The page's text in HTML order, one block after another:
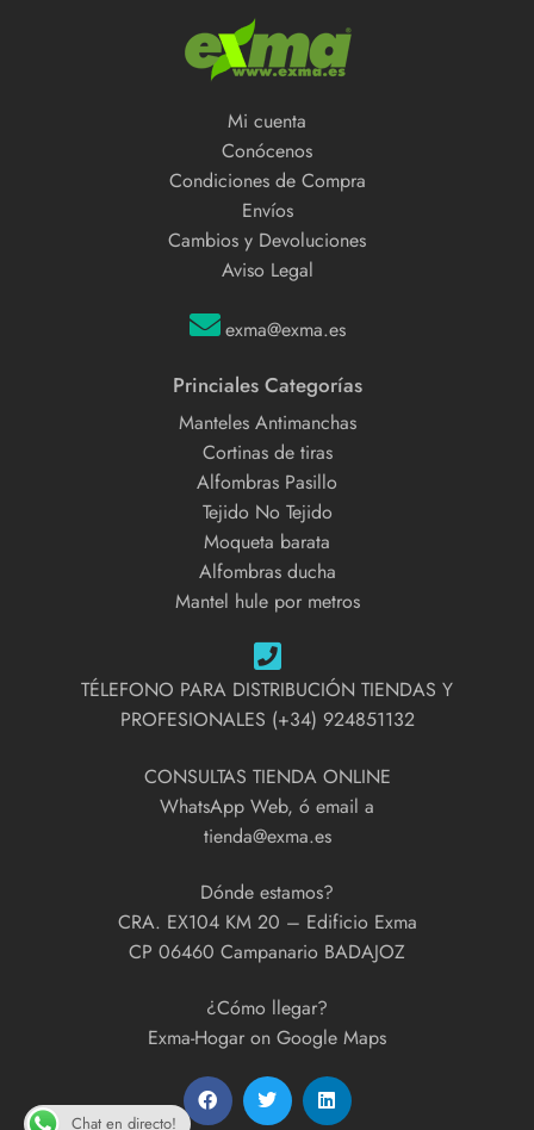
Mi cuenta
Conócenos
Condiciones de Compra
Envíos
Cambios y Devoluciones
Aviso Legal
exma@exma.es
Princiales Categorías
Manteles Antimanchas
Cortinas de tiras
Alfombras Pasillo
Tejido No Tejido
Moqueta barata
Alfombras ducha
Mantel hule por metros
TÉLEFONO PARA DISTRIBUCIÓN TIENDAS Y
PROFESIONALES (+34) 924851132
CONSULTAS TIENDA ONLINE
WhatsApp Web, ó email a
tienda@exma.es
Dónde estamos?
CRA. EX104 KM 20 – Edificio Exma
CP 06460 Campanario BADAJOZ
¿Cómo llegar?
Exma-Hogar on Google Maps
Chat en directo!